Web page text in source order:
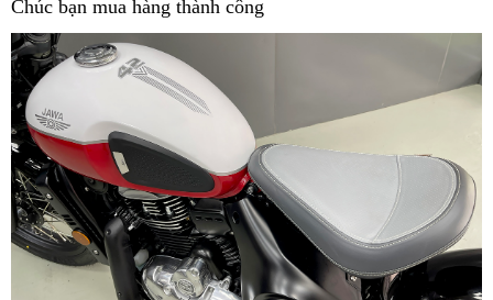
tại
Bình
Định
cơ
sở
Jawa
Bình
Định
sở
bán
Jawa
cao
cấp
tại
Bình
Định
Chúc bạn mua hàng thành công